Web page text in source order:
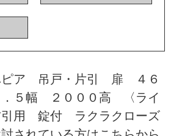
ピア 吊戸・片引 扉 ４６
５幅 ２０００高 〈ライ
引用 錠付 ラクラクローズ